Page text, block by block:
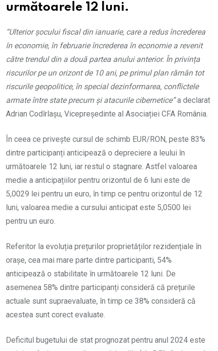
următoarele 12 luni.
“Ulterior șocului fiscal din ianuarie, care a redus încrederea
în economie, în februarie încrederea în economie a revenit
către trendul din a două partea anului anterior. În privința
riscurilor pe un orizont de 10 ani, pe primul plan rămân tot
riscurile geopolitice, în special dezinformarea, conflictele
armate între state precum și atacurile cibernetice”a declarat
Adrian Codîrlașu, Vicepreședinte al Asociației CFA România.
În ceea ce privește cursul de schimb EUR/RON, peste 83%
dintre participanți anticipează o depreciere a leului în
următoarele 12 luni, iar restul o stagnare. Astfel valoarea
medie a anticipațiilor pentru orizontul de 6 luni este de
5,0029 lei pentru un euro, în timp ce pentru orizontul de 12
luni, valoarea medie a cursului anticipat este 5,0500 lei
pentru un euro.
Referitor la evoluția prețurilor proprietăților rezidențiale în
orașe, cea mai mare parte dintre participanti, 54%
anticipează o stabilitate în următoarele 12 luni. De
asemenea 58% dintre participanți consideră că prețurile
actuale sunt supraevaluate, în timp ce 38% consideră că
acestea sunt corect evaluate.
Deficitul bugetului de stat prognozat pentru anul 2024 este